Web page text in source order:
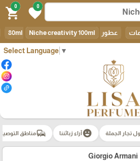
Select Language ▼
0
favorite
0
shopping_cart
عطور 80ml Niche creativity 100ml
تجار الجملة emoji_emotionsآراء زبائننا commuteمناطق
Giorgio Armani